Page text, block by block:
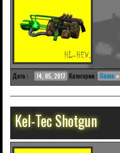
Дата : 14, 05, 2017 Категории : Gauss »
Kel-Tec Shotgun